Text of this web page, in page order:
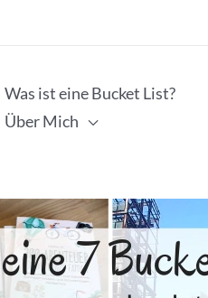
Was ist eine Bucket List?
Über Mich